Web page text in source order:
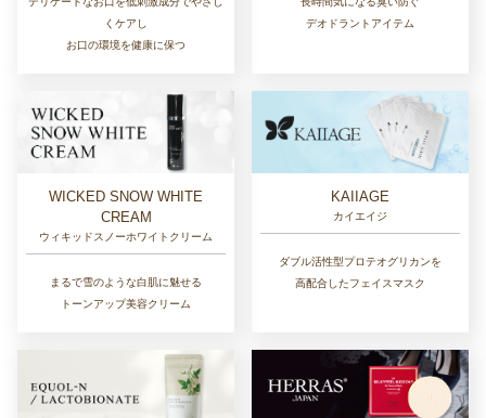
くケアし
お口の環境を健康に保つ
デオドラントアイテム
WICKED SNOW WHITE
CREAM
ウィキッドスノーホワイトクリーム
まるで雪のような白肌に魅せる
トーンアップ美容クリーム
KAIIAGE
カイエイジ
ダブル活性型プロテオグリカンを
高配合したフェイスマスク